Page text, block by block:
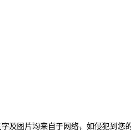
图片均来自于网络，如侵犯到您